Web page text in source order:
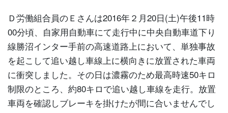
Ｄ労働組合員のＥさんは2016年２月20日(土)午後11時
00分頃、自家用自動車にて走行中に中央自動車道下り
線勝沼インター手前の高速道路上において、単独事故
を起こして追い越し車線上に横向きに放置された車両
に衝突しました。その日は濃霧のため最高時速50キロ
制限のところ、約80キロで追い越し車線を走行。放置
車両を確認しブレーキを掛けたが間に合いませんでし